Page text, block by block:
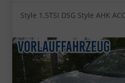
Style 1.5TSI DSG Style AHK